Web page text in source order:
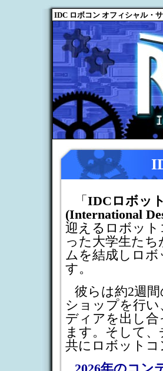
「 IDCロボッ
(International
迎えるロボッ
った大学生た
ムを結成しロ
す。
彼らは約2週
ショップを行
ディアを出し
ます。そして
共にロボット